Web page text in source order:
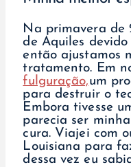
Na primavera de
de Aquiles
então ajustamos
tratamento. Em
fulguração,um
para destruir o
Embora tivesse
parecia ser
cura. Viajei com
Louisiana para
dessa vez eu